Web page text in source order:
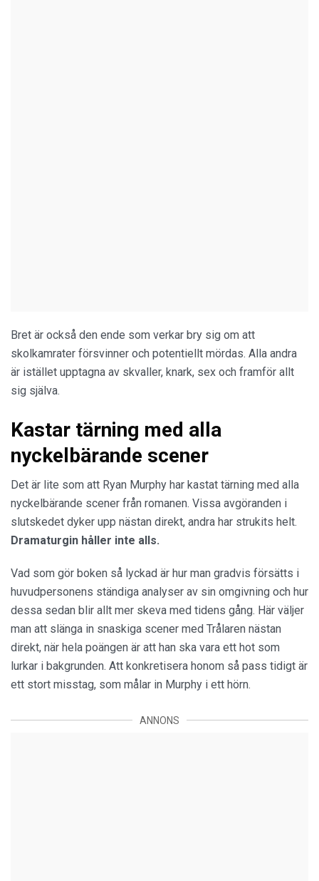
Bret är också den ende som verkar bry sig om att
skolkamrater försvinner och potentiellt mördas. Alla andra
är istället upptagna av skvaller, knark, sex och framför allt
sig själva.
Kastar tärning med alla
nyckelbärande scener
Det är lite som att Ryan Murphy har kastat tärning med alla
nyckelbärande scener från romanen. Vissa avgöranden i
slutskedet dyker upp nästan direkt, andra har strukits helt.
Dramaturgin håller inte alls.
Vad som gör boken så lyckad är hur man gradvis försätts i
huvudpersonens ständiga analyser av sin omgivning och hur
dessa sedan blir allt mer skeva med tidens gång. Här väljer
man att slänga in snaskiga scener med Trålaren nästan
direkt, när hela poängen är att han ska vara ett hot som
lurkar i bakgrunden. Att konkretisera honom så pass tidigt är
ett stort misstag, som målar in Murphy i ett hörn.
ANNONS